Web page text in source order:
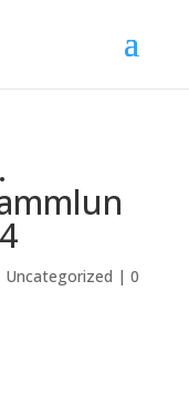
Uncategorized | 0